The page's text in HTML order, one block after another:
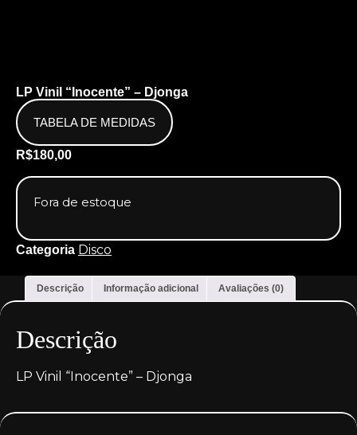
LP Vinil “Inocente” – Djonga
TABELA DE MEDIDAS
R$180,00
Fora de estoque
Categoria Disco
Descrição Informação adicional Avaliações (0)
Descrição
LP Vinil “Inocente” – Djonga